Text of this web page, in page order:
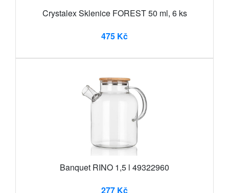
Crystalex Sklenice FOREST 50 ml, 6 ks
475 Kč
Banquet RINO 1,5 l 49322960
277 Kč